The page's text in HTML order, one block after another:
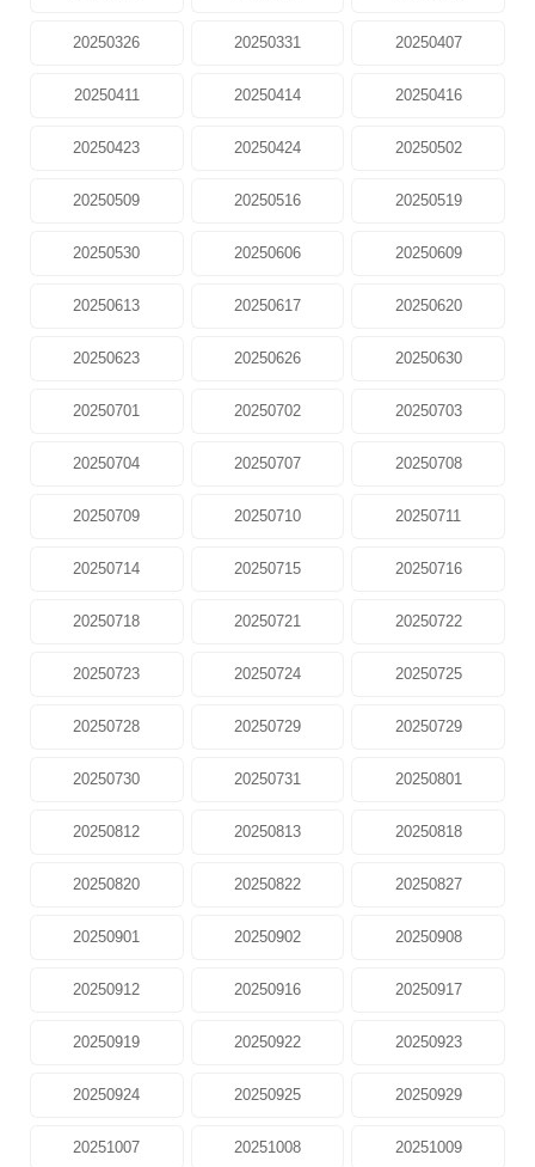
20250326 20250331 20250407
20250411 20250414 20250416
20250423 20250424 20250502
20250509 20250516 20250519
20250530 20250606 20250609
20250613 20250617 20250620
20250623 20250626 20250630
20250701 20250702 20250703
20250704 20250707 20250708
20250709 20250710 20250711
20250714 20250715 20250716
20250718 20250721 20250722
20250723 20250724 20250725
20250728 20250729 20250729
20250730 20250731 20250801
20250812 20250813 20250818
20250820 20250822 20250827
20250901 20250902 20250908
20250912 20250916 20250917
20250919 20250922 20250923
20250924 20250925 20250929
20251007 20251008 20251009